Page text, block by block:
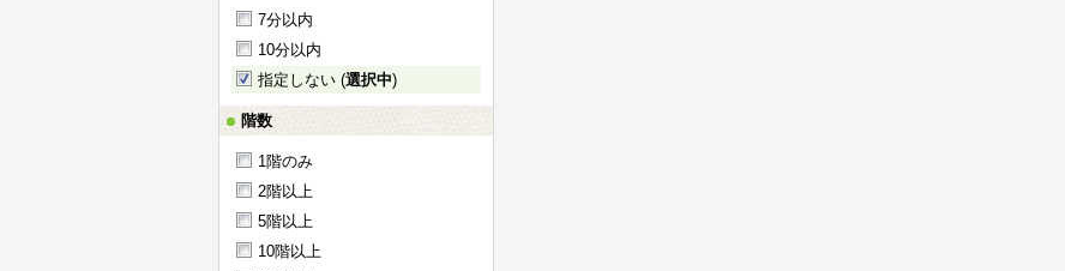
7分以内
10分以内
指定しない (選択中)
階数
1階のみ
2階以上
5階以上
10階以上